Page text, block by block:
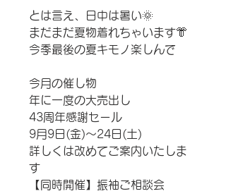
とは言え、日中は暑い🌞
まだまだ夏物着れちゃいます👘
今季最後の夏キモノ楽しんで
今月の催し物
年に一度の大売出し
43周年感謝セール
9月9日(金)〜24日(土)
詳しくは改めてご案内いたしま
す
【同時開催】振袖ご相談会